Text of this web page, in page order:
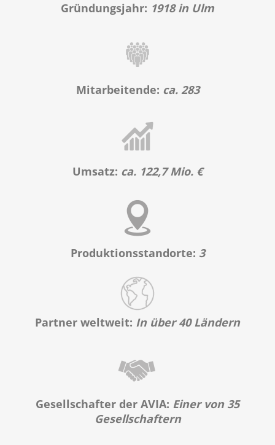
Gründungsjahr: 1918 in Ulm
Mitarbeitende: ca. 283
Umsatz: ca. 122,7 Mio. €
Produktionsstandorte: 3
Partner weltweit: In über 40 Ländern
Gesellschafter der AVIA: Einer von 35
Gesellschaftern